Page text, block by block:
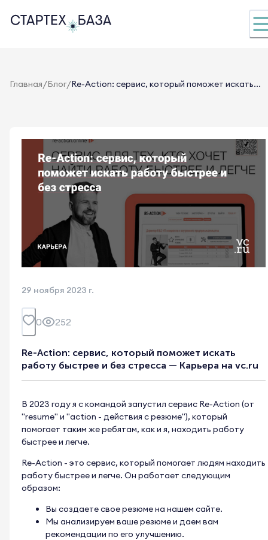
Главная/Блог/Re-Action: сервис, который поможет искать...
29 ноября 2023 г.
0 252
Re-Action: сервис, который поможет искать
работу быстрее и без стресса — Карьера на vc.ru
В 2023 году я с командой запустил сервис Re-Action (от
"resume" и "action - действия с резюме"), который
помогает таким же ребятам, как и я, находить работу
быстрее и легче.
Re-Action - это сервис, который помогает людям находить
работу быстрее и легче. Он работает следующим
образом:
Вы создаете свое резюме на нашем сайте.
Мы анализируем ваше резюме и даем вам
рекомендации по его улучшению.